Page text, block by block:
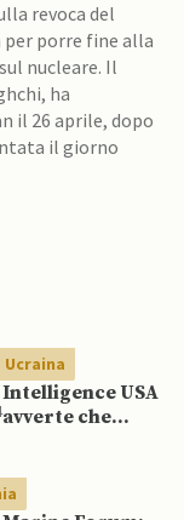
revoca del
porre fine alla
nucleare. Il
ha
il 26 aprile, dopo
il giorno
Ucraina
Intelligence USA
avverte che
mentre è ancora
impegnato in